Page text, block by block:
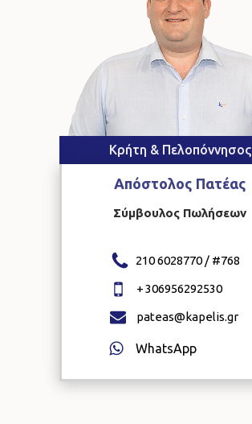
Κρήτη & Πελοπόννησος
Απόστολος Πατέας
Σύμβουλος Πωλήσεων
210 6028770 / #768
+306956292530
pateas@kapelis.gr
WhatsApp